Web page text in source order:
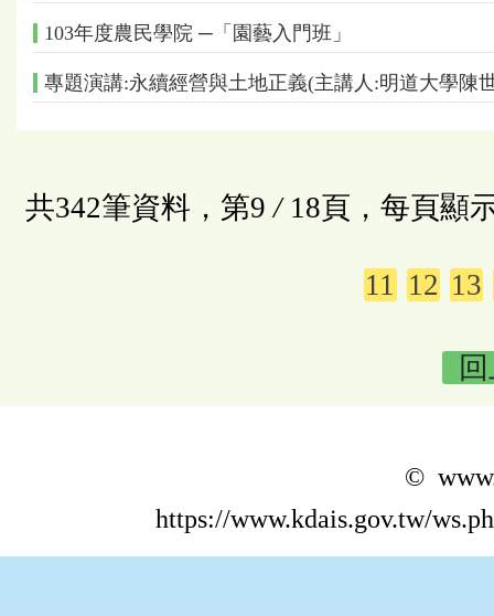
103年度農民學院 ─「園藝入門班」
專題演講:永續經營與土地正義(主講人:明道大學陳
共342筆資料，第9 / 18頁，每頁顯
11 12 13
©
https://www.kdais.gov.tw/